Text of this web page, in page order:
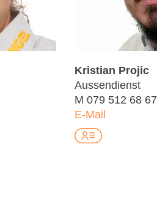
Kristian Projic
Aussendienst
M 079 512 68 67
E-Mail